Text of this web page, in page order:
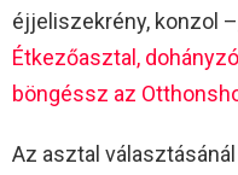
éjjeliszekrény, konzol
Étkezőasztal,
böngéssz az
Az asztal